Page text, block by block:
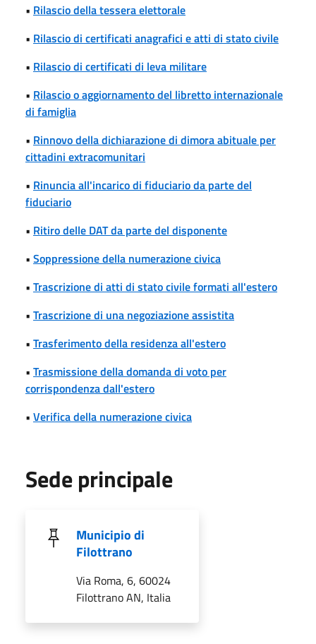
• Rilascio della tessera elettorale
• Rilascio di certificati anagrafici e atti di stato civile
• Rilascio di certificati di leva militare
• Rilascio o aggiornamento del libretto internazionale
di famiglia
• Rinnovo della dichiarazione di dimora abituale per
cittadini extracomunitari
• Rinuncia all'incarico di fiduciario da parte del
fiduciario
• Ritiro delle DAT da parte del disponente
• Soppressione della numerazione civica
• Trascrizione di atti di stato civile formati all'estero
• Trascrizione di una negoziazione assistita
• Trasferimento della residenza all'estero
• Trasmissione della domanda di voto per
corrispondenza dall'estero
• Verifica della numerazione civica
Sede principale
Municipio di
Filottrano
Via Roma, 6, 60024
Filottrano AN, Italia